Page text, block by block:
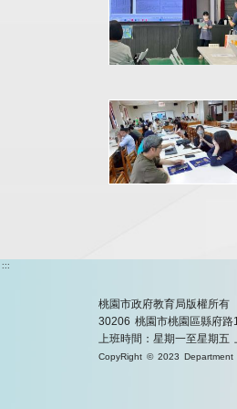
:::
桃園市政府教育局版權所有
30206 桃園市桃園區縣府
上班時間：星期一至星期
CopyRight © 2023 Department